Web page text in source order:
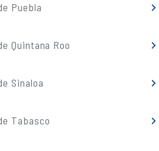
Puebla
Quintana Roo
Sinaloa
Tabasco